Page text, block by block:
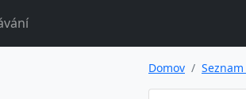
Domov